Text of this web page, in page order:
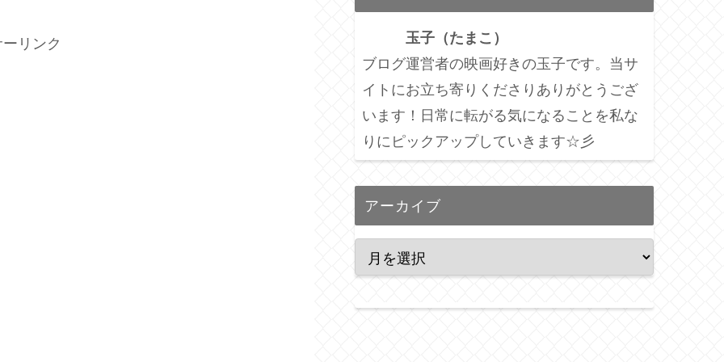
リンク
玉子（たまこ）
ブログ運営者の映画好きの玉子です。当サ
イトにお立ち寄りくださりありがとうござ
います！ 日常に転がる気になることを私な
りにピックアップしていきます☆彡
アーカイブ